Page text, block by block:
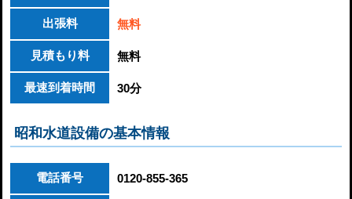
出張料 無料
見積もり料 無料
最速到着時間 30分
昭和水道設備の基本情報
電話番号 0120-855-365